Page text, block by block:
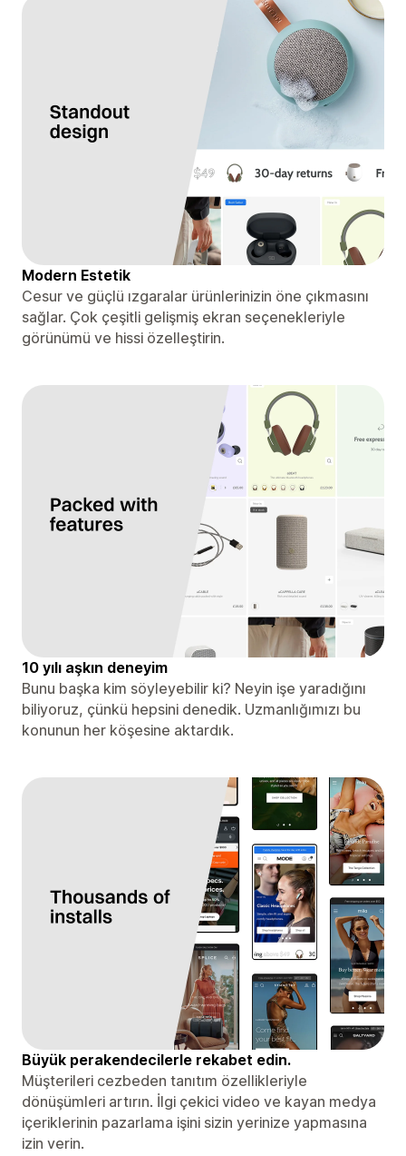
Modern Estetik
Cesur ve güçlü ızgaralar ürünlerinizin öne çıkmasını
sağlar. Çok çeşitli gelişmiş ekran seçenekleriyle
görünümü ve hissi özelleştirin.
10 yılı aşkın deneyim
Bunu başka kim söyleyebilir ki? Neyin işe yaradığını
biliyoruz, çünkü hepsini denedik. Uzmanlığımızı bu
konunun her köşesine aktardık.
Büyük perakendecilerle rekabet edin.
Müşterileri cezbeden tanıtım özellikleriyle
dönüşümleri artırın. İlgi çekici video ve kayan medya
içeriklerinin pazarlama işini sizin yerinize yapmasına
izin verin.